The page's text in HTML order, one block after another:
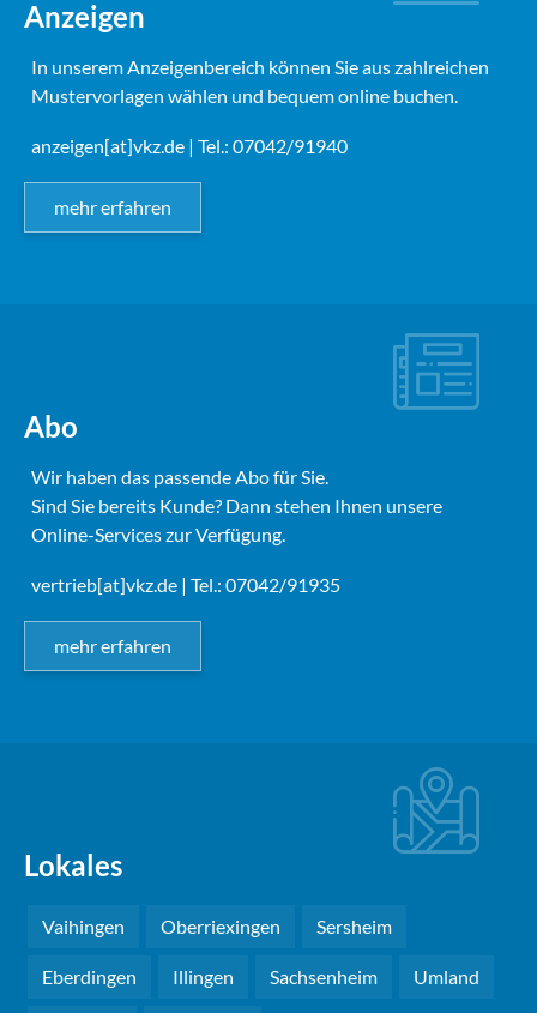
Anzeigen
In unserem Anzeigenbereich können Sie aus zahlreichen
Mustervorlagen wählen und bequem online buchen.
anzeigen[at]vkz.de | Tel.: 07042/91940
mehr erfahren
Abo
Wir haben das passende Abo für Sie.
Sind Sie bereits Kunde? Dann stehen Ihnen unsere
Online-Services zur Verfügung.
vertrieb[at]vkz.de | Tel.: 07042/91935
mehr erfahren
Lokales
Vaihingen Oberriexingen Sersheim
Eberdingen Illingen Sachsenheim Umland